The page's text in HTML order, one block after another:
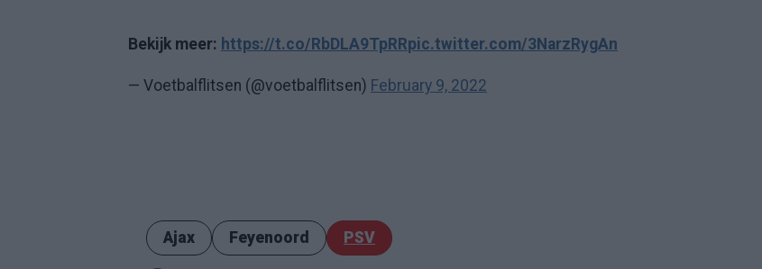
Bekijk meer: https://t.co/RbDLA9TpRRpic.twitter.com/3NarzRygAn
— Voetbalflitsen (@voetbalflitsen) February 9, 2022
Ajax Feyenoord PSV